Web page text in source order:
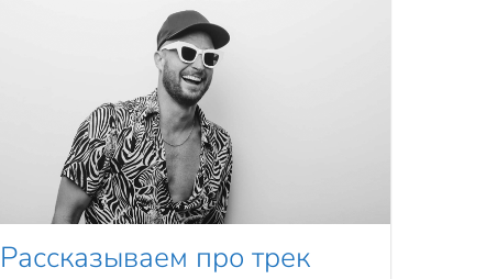
Рассказываем про трек